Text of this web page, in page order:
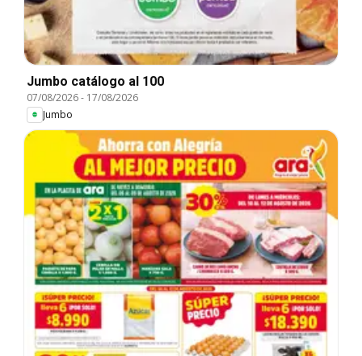
Jumbo catálogo al 100
07/08/2026- 17/08/2026
Jumbo